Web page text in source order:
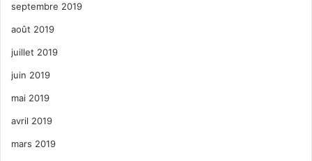
septembre 2019
août 2019
juillet 2019
juin 2019
mai 2019
avril 2019
mars 2019